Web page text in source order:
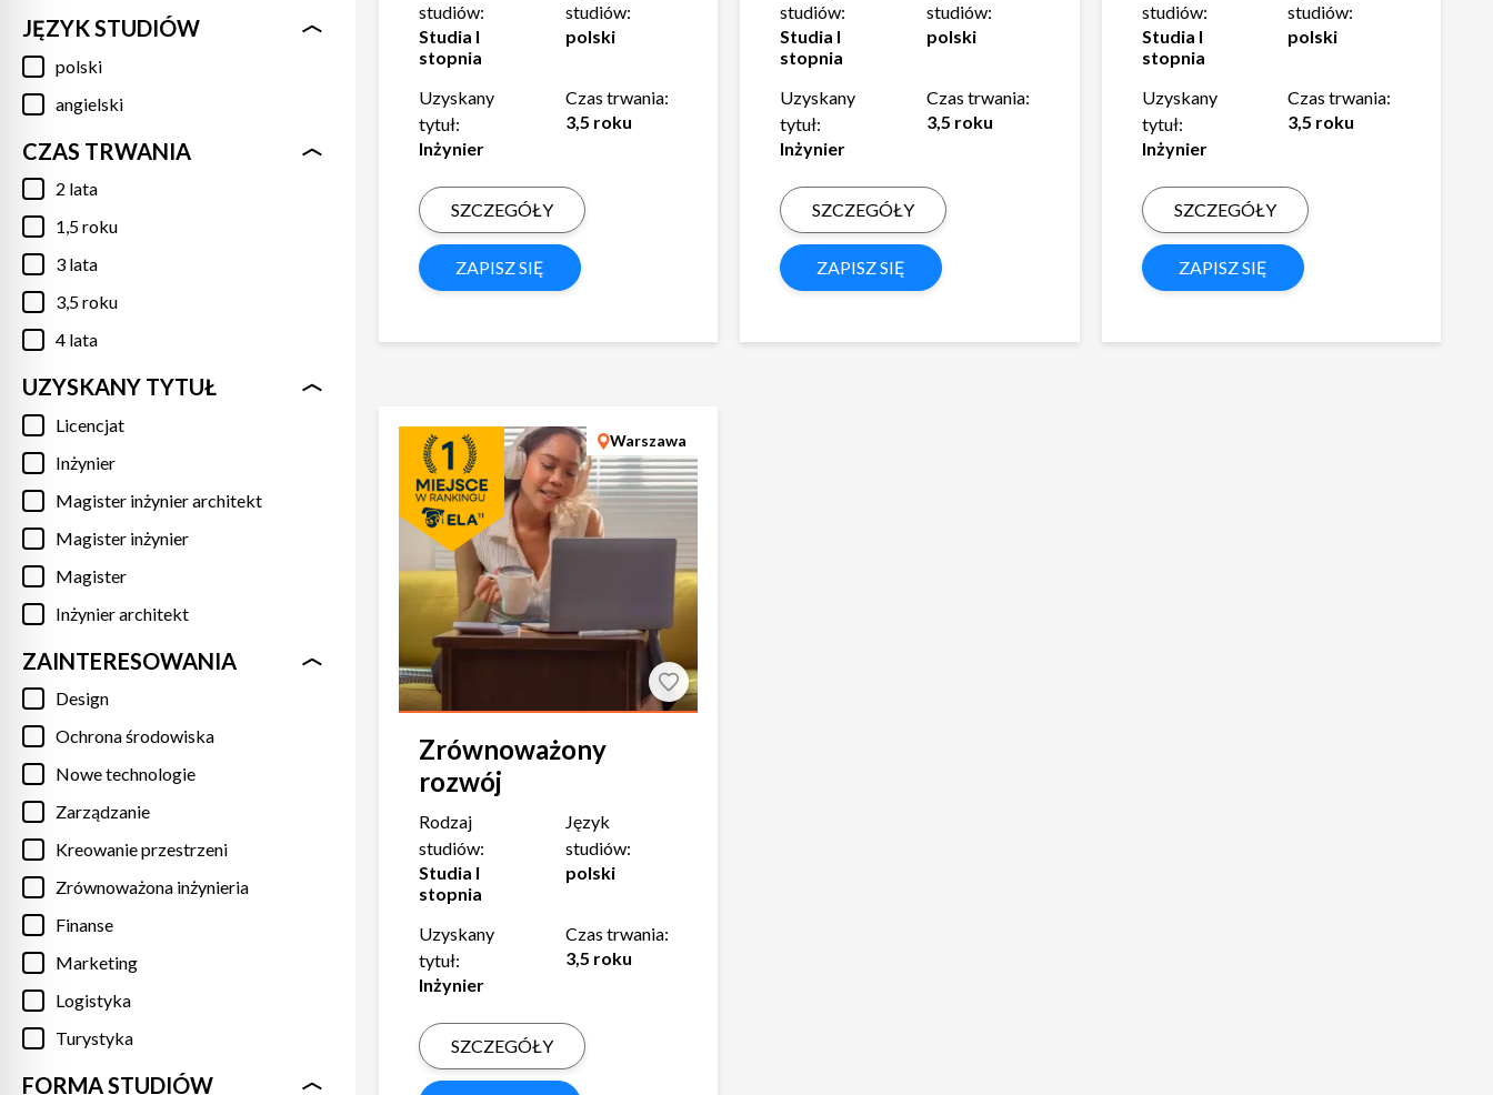
studiów:
Studia I
stopnia
studiów:
polski
Uzyskany
tytuł:
Inżynier
Czas trwania:
3,5 roku
SZCZEGÓŁY
ZAPISZ SIĘ
studiów:
Studia I
stopnia
studiów:
polski
Uzyskany
tytuł:
Inżynier
Czas trwania:
3,5 roku
SZCZEGÓŁY
ZAPISZ SIĘ
studiów:
Studia I
stopnia
studiów:
polski
Uzyskany
tytuł:
Inżynier
Czas trwania:
3,5 roku
SZCZEGÓŁY
ZAPISZ SIĘ
Warszawa
Zrównoważony
rozwój
Rodzaj
studiów:
Studia I
stopnia
Język
studiów:
polski
Uzyskany
tytuł:
Inżynier
Czas trwania:
3,5 roku
SZCZEGÓŁY
JĘZYK STUDIÓW
polski
angielski
CZAS TRWANIA
2 lata
1,5 roku
3 lata
3,5 roku
4 lata
UZYSKANY TYTUŁ
Licencjat
Inżynier
Magister inżynier architekt
Magister inżynier
Magister
Inżynier architekt
ZAINTERESOWANIA
Design
Ochrona środowiska
Nowe technologie
Zarządzanie
Kreowanie przestrzeni
Zrównoważona inżynieria
Finanse
Marketing
Logistyka
Turystyka
FORMA STUDIÓW